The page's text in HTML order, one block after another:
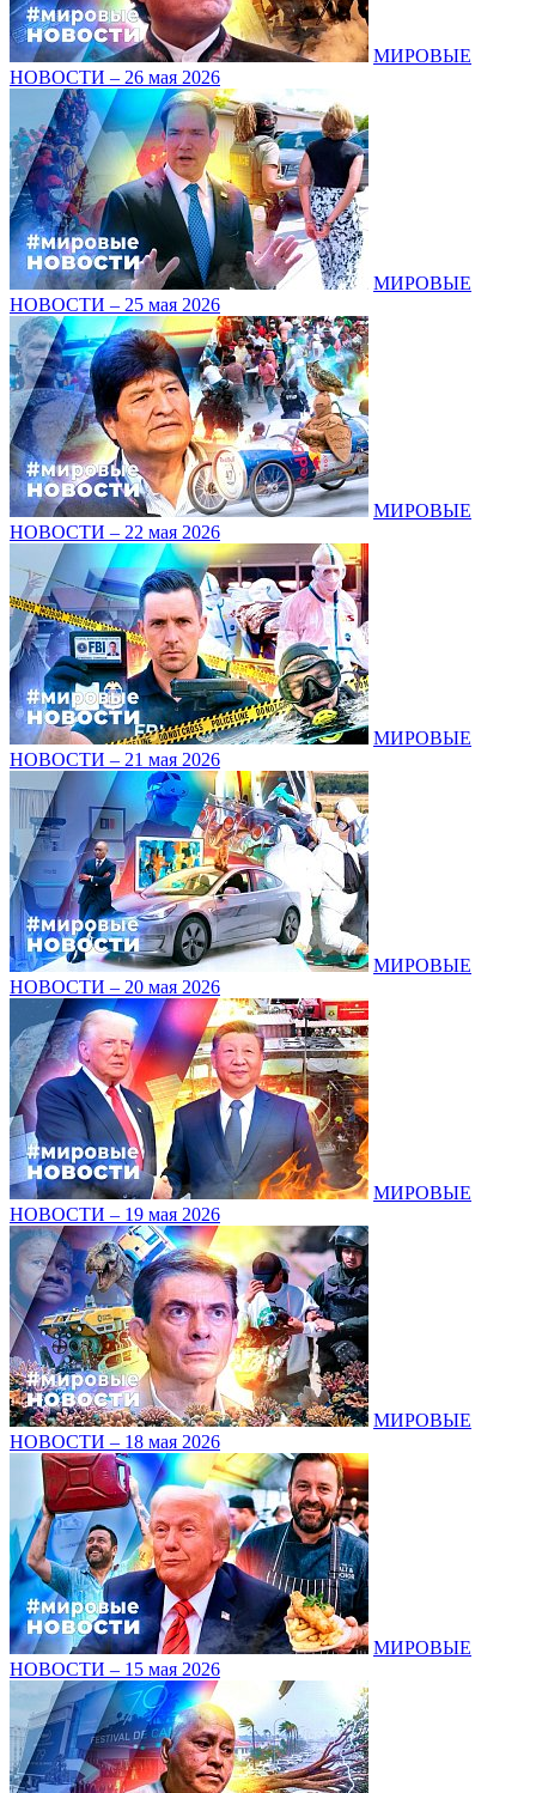
МИРОВЫЕ
НОВОСТИ – 26 мая 2026
МИРОВЫЕ
НОВОСТИ – 25 мая 2026
МИРОВЫЕ
НОВОСТИ – 22 мая 2026
МИРОВЫЕ
НОВОСТИ – 21 мая 2026
МИРОВЫЕ
НОВОСТИ – 20 мая 2026
МИРОВЫЕ
НОВОСТИ – 19 мая 2026
МИРОВЫЕ
НОВОСТИ – 18 мая 2026
МИРОВЫЕ
НОВОСТИ – 15 мая 2026